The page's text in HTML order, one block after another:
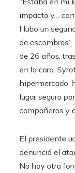
impacto y… con
Hubo un
de
de 26 años,
en la cara.
hipermercado,
lugar seguro
compañeros y
El presidente
denunció el
No hay otra